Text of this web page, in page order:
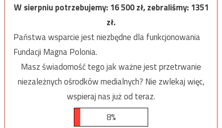
W sierpniu potrzebujemy:16 500zł, zebraliśmy:1351
zł.
Państwa wsparcie jest niezbędne dla funkcjonowania
Fundacji Magna Polonia.
Masz świadomość tego jak ważne jest przetrwanie
niezależnych ośrodków medialnych? Nie zwlekaj więc,
wspieraj nas już od teraz.
8%